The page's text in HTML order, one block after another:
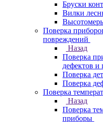
Бруски
Вилки
Поверка
повреждений
Назад
Поверка
дефектов и
Поверка
Поверка
Поверка
Назад
Поверка
приборы